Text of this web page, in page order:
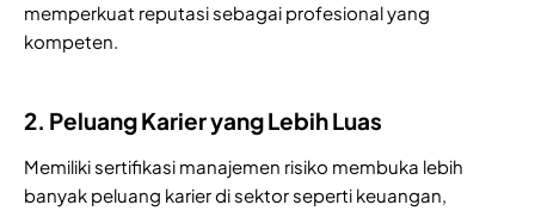
memperkuat reputasi sebagai profesional yang
kompeten.
2. Peluang Karier yang Lebih Luas
Memiliki sertifikasi manajemen risiko membuka lebih
banyak peluang karier di sektor seperti keuangan,